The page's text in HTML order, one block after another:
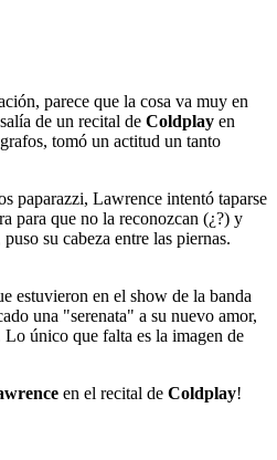
parece que la cosa va muy en
de un recital de Coldplay en
tomó un actitud un tanto
paparazzi, Lawrence intentó taparse
para que no la reconozcan (¿?) y
su cabeza entre las piernas.
estuvieron en el show de la banda
una "serenata" a su nuevo amor,
Lo único que falta es la imagen de
en el recital de Coldplay!